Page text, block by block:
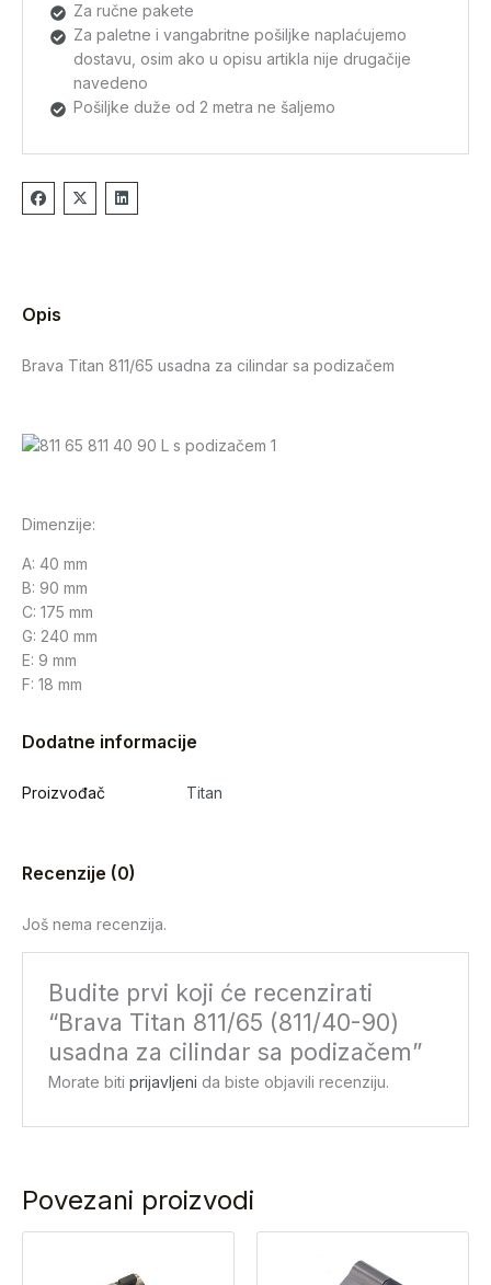
Za ručne pakete
Za paletne i vangabritne pošiljke naplaćujemo
dostavu, osim ako u opisu artikla nije drugačije
navedeno
Pošiljke duže od 2 metra ne šaljemo
Opis
Brava Titan 811/65 usadna za cilindar sa podizačem
Dimenzije:
A: 40 mm
B: 90 mm
C: 175 mm
G: 240 mm
E: 9 mm
F: 18 mm
Dodatne informacije
Proizvođač Titan
Recenzije (0)
Još nema recenzija.
Budite prvi koji će recenzirati
“Brava Titan 811/65 (811/40-90)
usadna za cilindar sa podizačem”
Morate bitiprijavljeni da biste objavili recenziju.
Povezani proizvodi